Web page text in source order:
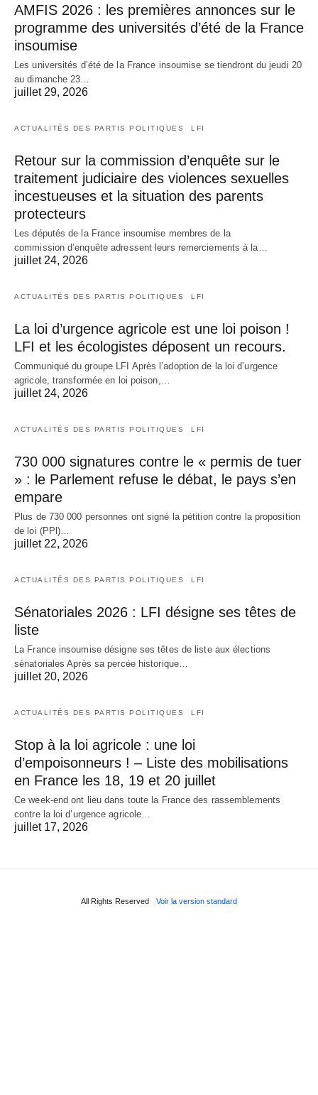
AMFIS 2026 : les premières annonces sur le
programme des universités d’été de la France
insoumise
Les universités d’été de la France insoumise se tiendront du jeudi 20
au dimanche 23…
juillet 29, 2026
ACTUALITÉS DES PARTIS POLITIQUES LFI
Retour sur la commission d’enquête sur le
traitement judiciaire des violences sexuelles
incestueuses et la situation des parents
protecteurs
Les députés de la France insoumise membres de la
commission d’enquête adressent leurs remerciements à la…
juillet 24, 2026
ACTUALITÉS DES PARTIS POLITIQUES LFI
La loi d’urgence agricole est une loi poison !
LFI et les écologistes déposent un recours.
Communiqué du groupe LFI Après l’adoption de la loi d’urgence
agricole, transformée en loi poison,…
juillet 24, 2026
ACTUALITÉS DES PARTIS POLITIQUES LFI
730 000 signatures contre le « permis de tuer
» : le Parlement refuse le débat, le pays s’en
empare
Plus de 730 000 personnes ont signé la pétition contre la proposition
de loi (PPl)…
juillet 22, 2026
ACTUALITÉS DES PARTIS POLITIQUES LFI
Sénatoriales 2026 : LFI désigne ses têtes de
liste
La France insoumise désigne ses têtes de liste aux élections
sénatoriales Après sa percée historique…
juillet 20, 2026
ACTUALITÉS DES PARTIS POLITIQUES LFI
Stop à la loi agricole : une loi
d’empoisonneurs ! – Liste des mobilisations
en France les 18, 19 et 20 juillet
Ce week-end ont lieu dans toute la France des rassemblements
contre la loi d’urgence agricole…
juillet 17, 2026
All Rights Reserved Voir la version standard